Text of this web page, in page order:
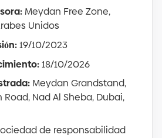
Meydan Free Zone,
Unidos
19/10/2023
18/10/2026
Meydan Grandstand,
Nad Al Sheba, Dubai,
de responsabilidad